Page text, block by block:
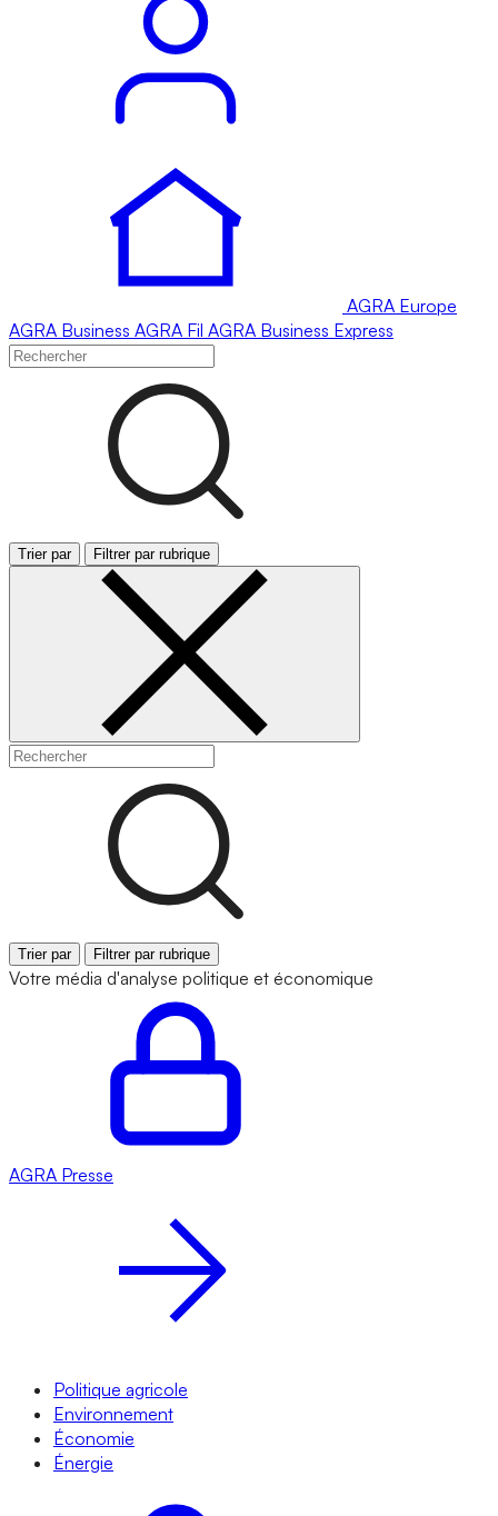
AGRA Europe
AGRA Business AGRA Fil AGRA Business Express
Trier par Filtrer par rubrique
Trier par Filtrer par rubrique
Votre média d'analyse politique et économique
AGRA Presse
Politique agricole
Environnement
Économie
Énergie